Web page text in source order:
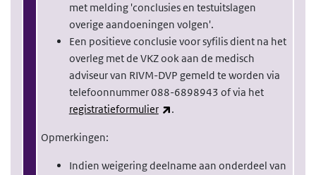
met melding 'conclusies en testuitslagen
overige aandoeningen volgen'.
Een positieve conclusie voor syfilis dient na het
overleg met de VKZ ook aan de medisch
adviseur van RIVM-DVP gemeld te worden via
telefoonnummer 088-6898943 of via het
registratieformulier
(externe link)
.
Opmerkingen:
Indien weigering deelname aan onderdeel van